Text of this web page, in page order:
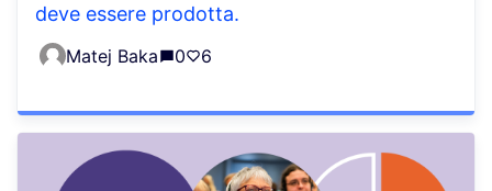
deve essere prodotta.
Matej Baka 0 6